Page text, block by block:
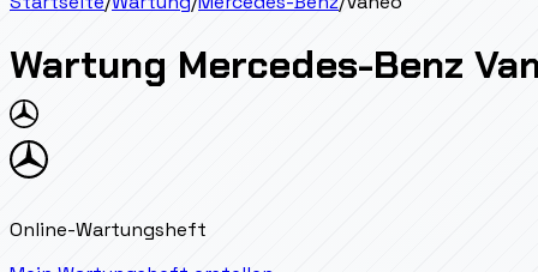
Wartung Mercedes-Benz
Online-Wartungsheft